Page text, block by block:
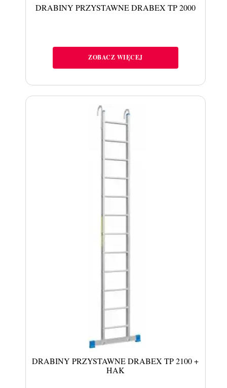
DRABINY PRZYSTAWNE DRABEX TP 2000
ZOBACZ WIĘCEJ
DRABINY PRZYSTAWNE DRABEX TP 2100 +
HAK